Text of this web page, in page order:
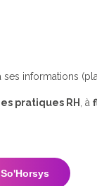
ses informations
pratiques RH , à